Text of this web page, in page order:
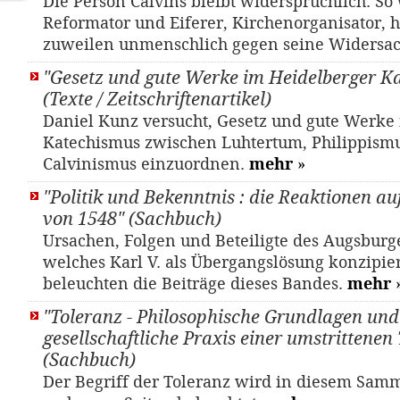
Reformator und Eiferer, Kirchenorganisator,
zuweilen unmenschlich gegen seine
"Gesetz und gute Werke im Heidelberger
(Texte / Zeitschriftenartikel)
Daniel Kunz versucht, Gesetz und gute
Katechismus zwischen Luhtertum,
Calvinismus einzuordnen. mehr »
"Politik und Bekenntnis : die Reaktionen
von 1548" (Sachbuch)
Ursachen, Folgen und Beteiligte des
welches Karl V. als Übergangslösung
beleuchten die Beiträge dieses Bandes. mehr
"Toleranz - Philosophische Grundlagen und
gesellschaftliche Praxis einer umstrittenen
(Sachbuch)
Der Begriff der Toleranz wird in diesem